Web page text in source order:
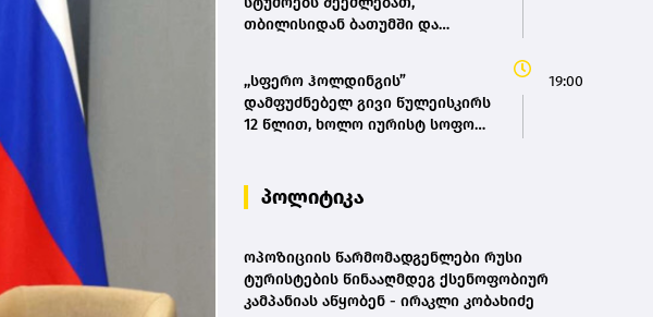
თბილისიდან ბათუმში და
შეუწყობს შიდა ტურიზმს,
საერთაშორისო ტურიზმს, ასევე
შიდა მობილობის გაუმჯობესებას
,,სფერო ჰოლდინგის”
დამფუძნებელ გივი წულეისკირს
12 წლით, ხოლო იურისტ სოფო
19:00
პოლიტიკა
ოპოზიციის წარმომადგენლები რუსი
ტურისტების წინააღმდეგ ქსენოფობიურ
კამპანიას აწყობენ - ირაკლი კობახიძე